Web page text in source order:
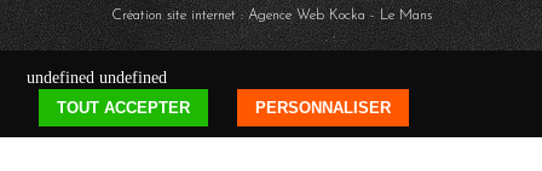
Création site internet : Agence WebKocka- Le Mans
undefined undefined
TOUT ACCEPTER
PERSONNALISER